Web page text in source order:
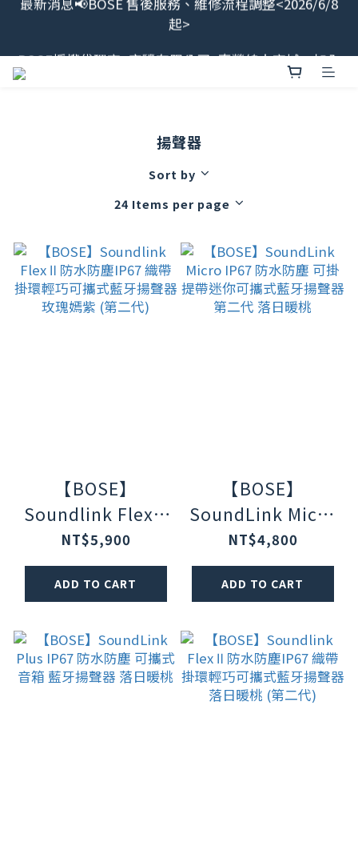
最新消息📢BOSE 售後服務、維修流程調整<2026/6/8
起>
BOSE授權代理商<宏驜有限公司>直營線上商城，加入
會員領$100
最新消息📢BOSE 售後服務、維修流程調整<2026/6/8
揚聲器
Sort by
24 Items per page
【BOSE】
Soundlink Flex Ⅱ
防水防塵IP67 織
帶掛環輕巧可攜式
藍牙揚聲器 玫瑰嫣
NT$5,900
ADD TO CART
【BOSE】
SoundLink Micro
IP67 防水防塵 可
掛提帶迷你可攜式
藍牙揚聲器 第二代
NT$4,800
ADD TO CART